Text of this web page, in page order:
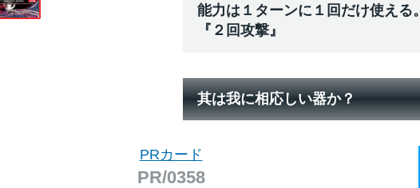
能力は１ターンに１回だけ使える。
『２回攻撃』
其は我に相応しい器か？
PRカード
PR/0358